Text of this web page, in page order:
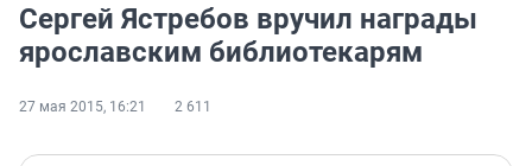
Сергей Ястребов вручил награды
ярославским библиотекарям
27 мая 2015, 16:21 2 611